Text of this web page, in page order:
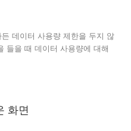
데이터 사용량 제한을 두지 않
들을 때 데이터 사용량에 대해
화면